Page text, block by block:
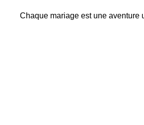
Chaque mariage est une aventure